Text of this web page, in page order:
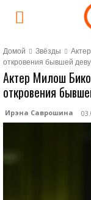
Домой Звёзды
откровения бывшей
Актер Милош
откровения
Ирэна Саврошина